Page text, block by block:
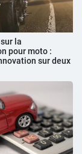
la
pour moto :
sur deux